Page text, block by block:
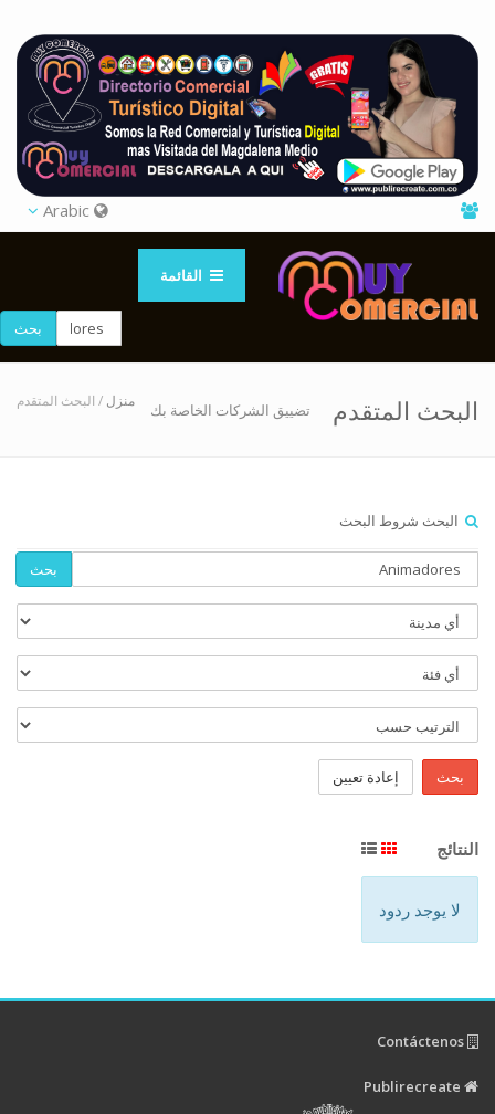
القائمة
بحث
البحث المتقدم تضييق الشركات الخاصة بك منزل / البحث المتقدم
البحث شروط البحث
بحث
بحث إعادة تعيين
النتائج
لا يوجد ردود